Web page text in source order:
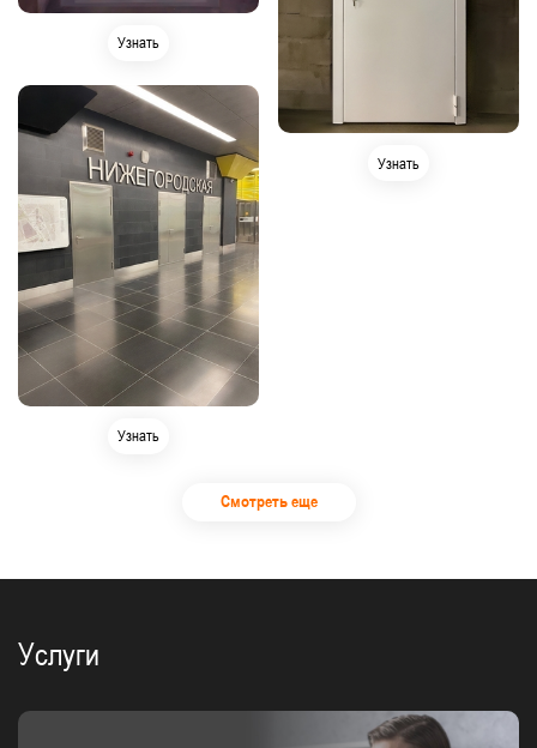
Узнать
Узнать
Узнать
Смотреть еще
Услуги